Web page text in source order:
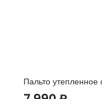
Пальто